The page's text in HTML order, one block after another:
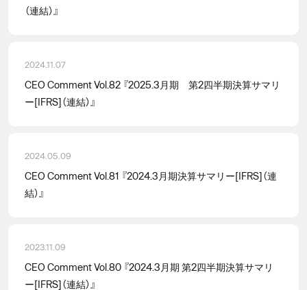
（連結）』
2024.11.07
CEO Comment Vol.82 『2025.3月期 第2四半期決算サマリ
ー[IFRS]（連結）』
2024.05.09
CEO Comment Vol.81 『2024.3月期決算サマリー[IFRS]（連
結）』
2023.11.09
CEO Comment Vol.80 『2024.3月期 第2四半期決算サマリ
ー[IFRS]（連結）』